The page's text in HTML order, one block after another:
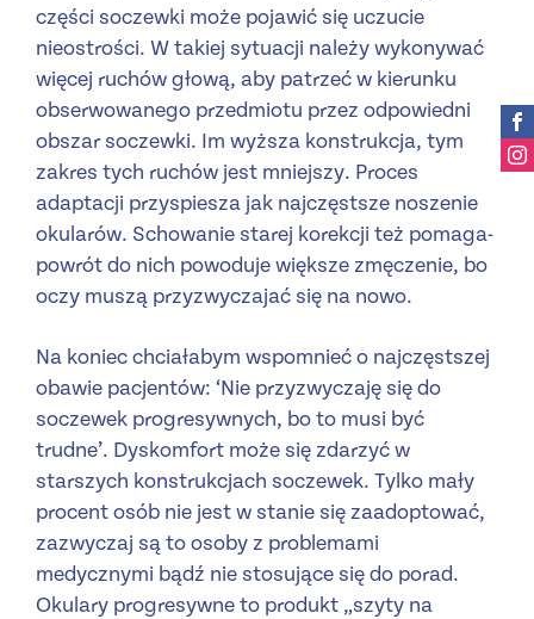
części soczewki może pojawić się uczucie
nieostrości. W takiej sytuacji należy wykonywać
więcej ruchów głową, aby patrzeć w kierunku
obserwowanego przedmiotu przez odpowiedni
obszar soczewki. Im wyższa konstrukcja, tym
zakres tych ruchów jest mniejszy. Proces
adaptacji przyspiesza jak najczęstsze noszenie
okularów. Schowanie starej korekcji też pomaga-
powrót do nich powoduje większe zmęczenie, bo
oczy muszą przyzwyczajać się na nowo.
Na koniec chciałabym wspomnieć o najczęstszej
obawie pacjentów: ‘Nie przyzwyczaję się do
soczewek progresywnych, bo to musi być
trudne’. Dyskomfort może się zdarzyć w
starszych konstrukcjach soczewek. Tylko mały
procent osób nie jest w stanie się zaadoptować,
zazwyczaj są to osoby z problemami
medycznymi bądź nie stosujące się do porad.
Okulary progresywne to produkt „szyty na